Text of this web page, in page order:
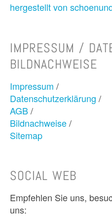
hergestellt von
IMPRESSUM /
BILDNACHWEISE
Impressum /
Datenschutzerklärung /
AGB/
Bildnachweise/
Sitemap
SOCIAL WEB
Empfehlen Sie uns,
uns: